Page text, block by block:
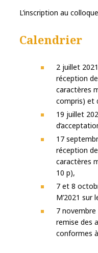
L’inscription au
Calendrier
2 juillet
réception
caractères
compris) et
19 juillet
17
réception
caractères
10 p),
7 et 8
M’2021 sur
7
remise des
conformes